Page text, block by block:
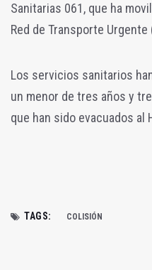
Sanitarias 061, que ha
Red de Transporte Urgente
Los servicios sanitarios
un menor de tres años y
que han sido evacuados
TAGS: COLISIÓN